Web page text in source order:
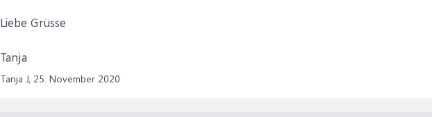
Liebe Grüsse
Tanja
Tanja J, 25. November 2020